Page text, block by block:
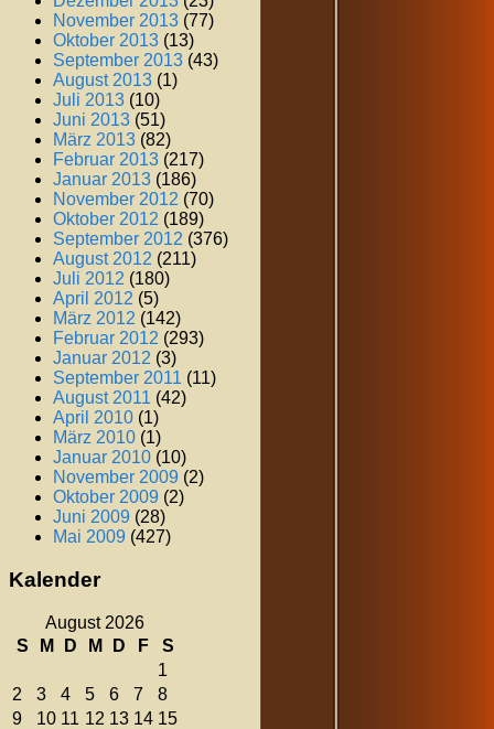
November 2013 (77)
Oktober 2013 (13)
September 2013 (43)
August 2013 (1)
Juli 2013 (10)
Juni 2013 (51)
März 2013 (82)
Februar 2013 (217)
Januar 2013 (186)
November 2012 (70)
Oktober 2012 (189)
September 2012 (376)
August 2012 (211)
Juli 2012 (180)
April 2012 (5)
März 2012 (142)
Februar 2012 (293)
Januar 2012 (3)
September 2011 (11)
August 2011 (42)
April 2010 (1)
März 2010 (1)
Januar 2010 (10)
November 2009 (2)
Oktober 2009 (2)
Juni 2009 (28)
Mai 2009 (427)
Kalender
August 2026
S
M D M D F
S
1
2
3 4 5 6 7
8
9
10 11 12 13 14 15